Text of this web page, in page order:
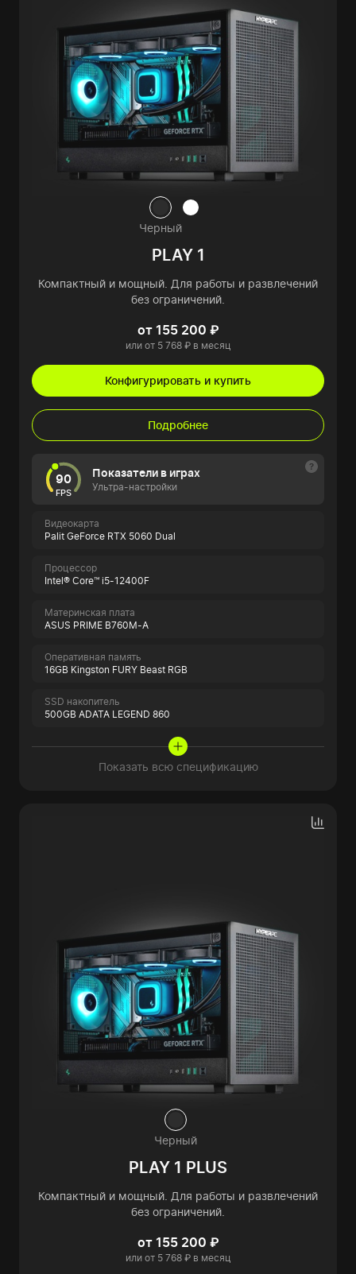
Черный
PLAY 1
Компактный и мощный. Для работы и развлечений
без ограничений.
от 155 200 ₽
или от 5 768 ₽ в месяц
Конфигурировать и купить
Подробнее
90
FPS
Показатели в играх
Ультра-настройки
Видеокарта
Palit GeForce RTX 5060 Dual
Процессор
Intel® Core™ i5-12400F
Материнская плата
ASUS PRIME B760M-A
Оперативная память
16GB Kingston FURY Beast RGB
SSD накопитель
500GB ADATA LEGEND 860
Показать всю спецификацию
Черный
PLAY 1 PLUS
Компактный и мощный. Для работы и развлечений
без ограничений.
от 155 200 ₽
или от 5 768 ₽ в месяц